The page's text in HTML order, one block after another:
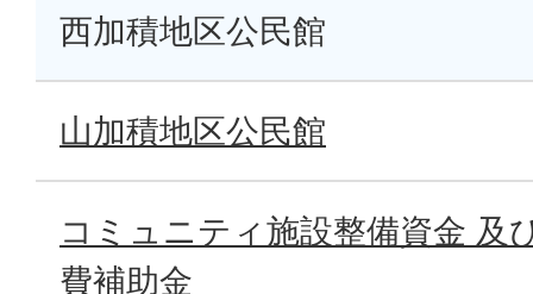
西加積地区公民館
山加積地区公民館
コミュニティ施設整備資金 及
費補助金